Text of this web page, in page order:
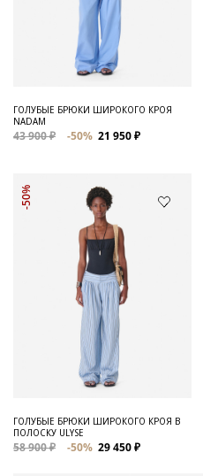
ГОЛУБЫЕ БРЮКИ ШИРОКОГО КРОЯ
NADAM
43 900 ₽ -50% 21 950 ₽
-50%
ГОЛУБЫЕ БРЮКИ ШИРОКОГО КРОЯ В
ПОЛОСКУ ULYSE
58 900 ₽ -50% 29 450 ₽